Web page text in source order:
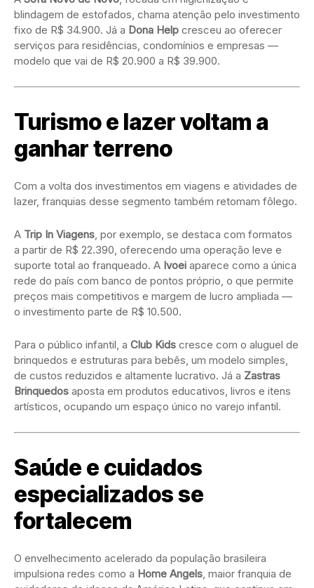
blindagem de estofados, chama atenção pelo investimento
fixo de R$ 34.900. Já a Dona Help cresceu ao oferecer
serviços para residências, condomínios e empresas —
modelo que vai de R$ 20.900 a R$ 39.900.
Turismo e lazer voltam a
ganhar terreno
Com a volta dos investimentos em viagens e atividades de
lazer, franquias desse segmento também retomam fôlego.
A Trip In Viagens, por exemplo, se destaca com formatos
a partir de R$ 22.390, oferecendo uma operação leve e
suporte total ao franqueado. A Ivoei aparece como a única
rede do país com banco de pontos próprio, o que permite
preços mais competitivos e margem de lucro ampliada —
o investimento parte de R$ 10.500.
Para o público infantil, a Club Kids cresce com o aluguel de
brinquedos e estruturas para bebês, um modelo simples,
de custos reduzidos e altamente lucrativo. Já a Zastras
Brinquedos aposta em produtos educativos, livros e itens
artísticos, ocupando um espaço único no varejo infantil.
Saúde e cuidados
especializados se
fortalecem
O envelhecimento acelerado da população brasileira
impulsiona redes como a Home Angels, maior franquia de